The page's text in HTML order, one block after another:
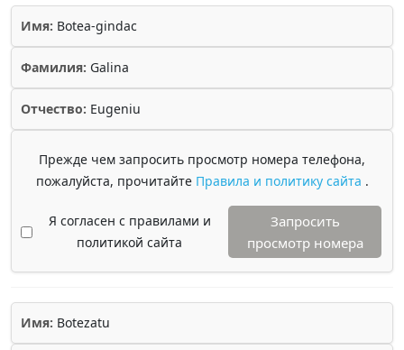
Имя: Botea-gindac
Фамилия: Galina
Отчество: Eugeniu
Прежде чем запросить просмотр номера телефона,
пожалуйста, прочитайте Правила и политику сайта .
Я согласен с правилами и
политикой сайта
Запросить
просмотр номера
Имя: Botezatu